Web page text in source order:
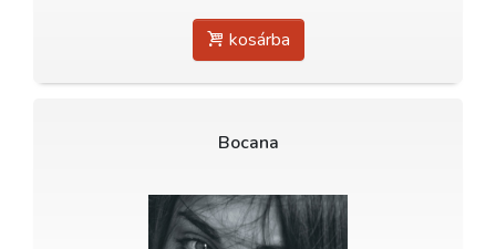
kosárba
Bocana